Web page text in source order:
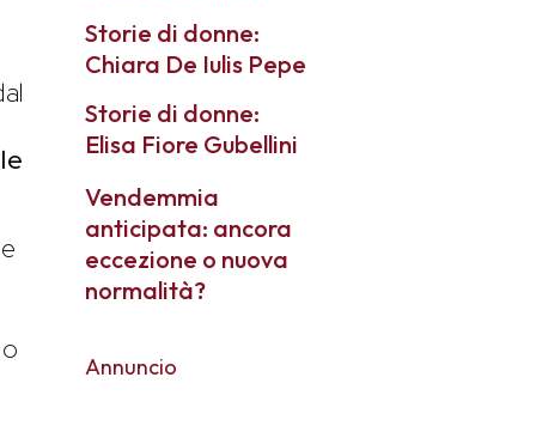
Storie di donne:
Chiara De Iulis Pepe
Storie di donne:
Elisa Fiore Gubellini
Vendemmia
anticipata: ancora
eccezione o nuova
normalità?
Annuncio